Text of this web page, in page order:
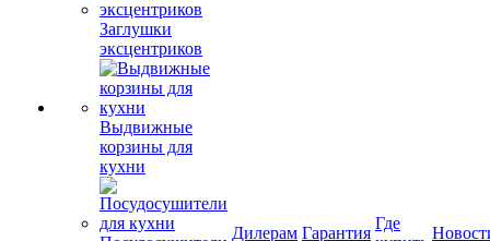
Заглушки
эксцентриков
Выдвижные
корзины для
кухни
Дилерам Гарантия
Где